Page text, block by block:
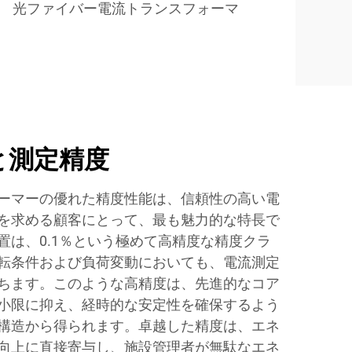
光ファイバー電流トランスフォーマ
定精度
マーの優れた精度性能は、信頼性の高い電
求める顧客にとって、最も魅力的な特長で
は、0.1％という極めて高精度な精度クラ
条件および負荷変動においても、電流測定
ます。このような高精度は、先進的なコア
限に抑え、経時的な安定性を確保するよう
造から得られます。卓越した精度は、エネ
上に直接寄与し、施設管理者が無駄なエネ